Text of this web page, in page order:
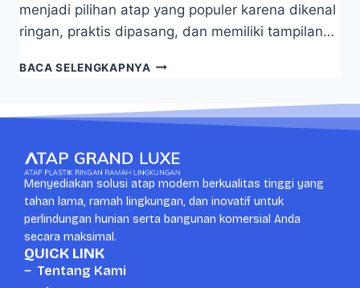
menjadi pilihan atap yang populer karena dikenal
ringan, praktis dipasang, dan memiliki tampilan…
BACA SELENGKAPNYA
Menyediakan solusi atap modern berkualitas tinggi yang
tahan lama, ramah lingkungan, dan inovatif untuk
perlindungan hunian serta bangunan komersial Anda
secara maksimal.
QUICK LINK
Tentang Kami